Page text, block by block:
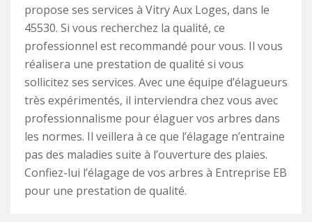
propose ses services à Vitry Aux Loges, dans le
45530. Si vous recherchez la qualité, ce
professionnel est recommandé pour vous. Il vous
réalisera une prestation de qualité si vous
sollicitez ses services. Avec une équipe d’élagueurs
très expérimentés, il interviendra chez vous avec
professionnalisme pour élaguer vos arbres dans
les normes. Il veillera à ce que l’élagage n’entraine
pas des maladies suite à l’ouverture des plaies.
Confiez-lui l’élagage de vos arbres à Entreprise EB
pour une prestation de qualité.